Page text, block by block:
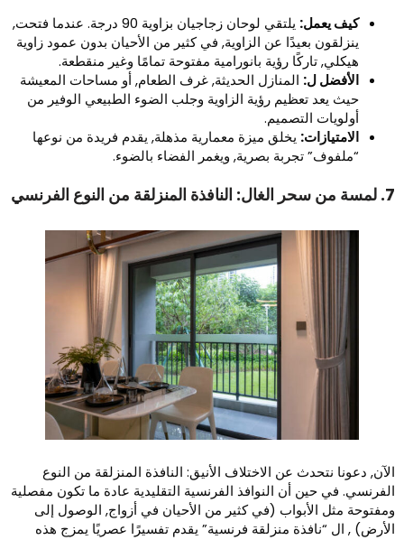
كيف يعمل:
يلتقي لوحان زجاجيان بزاوية 90 درجة. عندما فتحت,
ينزلقون بعيدًا عن الزاوية, في كثير من الأحيان بدون عمود زاوية
هيكلي, تاركًا رؤية بانورامية مفتوحة تمامًا وغير منقطعة.
الأفضل ل:المنازل الحديثة, غرف الطعام, أو مساحات المعيشة
حيث يعد تعظيم رؤية الزاوية وجلب الضوء الطبيعي الوفير من
أولويات التصميم.
الامتيازات:يخلق ميزة معمارية مذهلة, يقدم فريدة من نوعها
“ملفوف” تجربة بصرية, ويغمر الفضاء بالضوء.
دعونا نتحدث عن الاختلاف الأنيق: النافذة المنزلقة من النوع
في حين أن النوافذ الفرنسية التقليدية عادة ما تكون مفصلية
مثل الأبواب (في كثير من الأحيان في أزواج, الوصول إلى
, ال “نافذة منزلقة فرنسية” يقدم تفسيرًا عصريًا يمزج هذه